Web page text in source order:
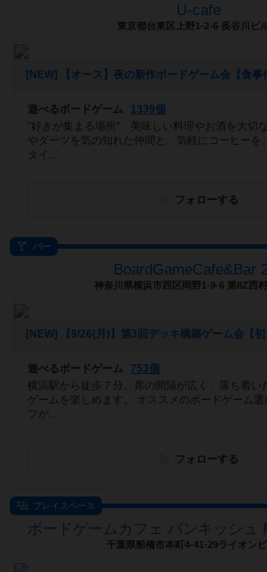
U-cafe
東京都台東区上野1-2-6 長谷川ビ
遊べるボードゲーム
1339個
"好きが集まる場所" 美味しい料理やお酒を大切
やダーツを気の知れた仲間と。気軽にコーヒーを
タイ...
フォローする
バー
BoardGameCafe&Bar
神奈川県横浜市西区岡野1-9-6 第8Z西
遊べるボードゲーム
753個
横浜駅から徒歩７分。席の間隔が広く、落ち着い
ゲームを楽しめます。 オススメのボードゲーム選
フが...
フォローする
プレイスペース
千葉県船橋市本町4-41-29ライオン